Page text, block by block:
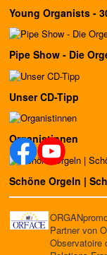
Young Organists -
Pipe Show - Die
Unser CD-Tipp
Organistinnen
Schöne Orgeln |
Partner von
Observatoire